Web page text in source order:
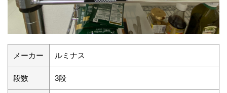
メーカー ルミナス
段数 3段